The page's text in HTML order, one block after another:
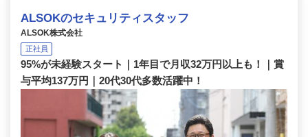
ALSOKのセキュリティスタッフ
ALSOK株式会社
正社員
95%が未経験スタート｜1年目で月収32万円以上も！｜賞
与平均137万円｜20代30代多数活躍中！